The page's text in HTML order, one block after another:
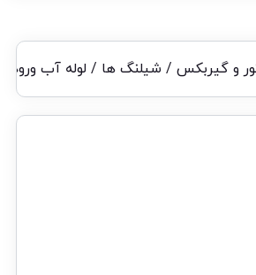
و گیربکس/ شیلنگ ها / لوله آب ورودی بالای